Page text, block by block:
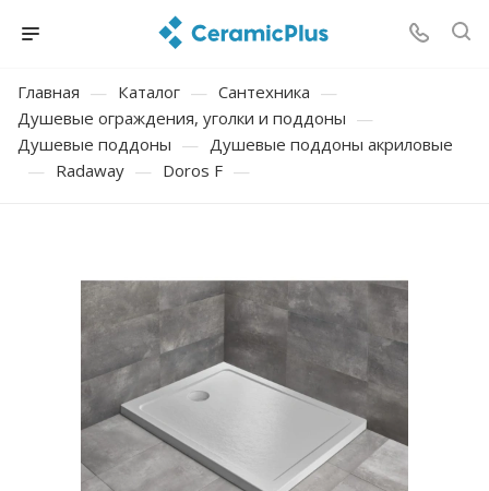
Главная — Каталог — Сантехника —
Душевые ограждения, уголки и поддоны —
Душевые поддоны — Душевые поддоны акриловые
— Radaway — Doros F —